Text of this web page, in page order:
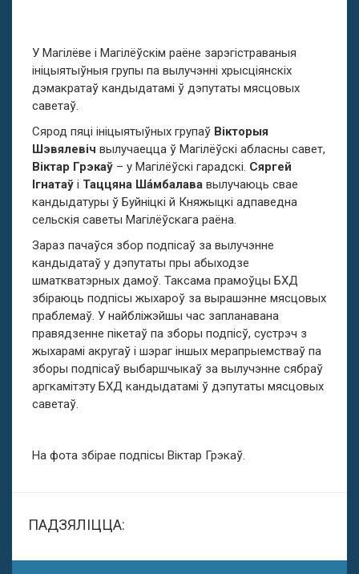
У Магілёве і Магілёўскім раёне зарэгістраваныя
ініцыятыўныя групы па вылучэнні хрысціянскіх
дэмакратаў кандыдатамі ў дэпутаты мясцовых
саветаў.
Сярод пяці ініцыятыўных групаў Вікторыя
Шэвялевіч вылучаецца ў Магілёўскі абласны савет,
Віктар Грэкаў – у Магілёўскі гарадскі. Сяргей
Ігнатаў і Таццяна Ша́мбалава вылучаюць свае
кандыдатуры ў Буйніцкі й Княжыцкі адпаведна
сельскія саветы Магілёўскага раёна.
Зараз пачаўся збор подпісаў за вылучэнне
кандыдатаў у дэпутаты пры абыходзе
шматкватэрных дамоў. Таксама прамоўцы БХД
збіраюць подпісы жыхароў за вырашэнне мясцовых
праблемаў. У найбліжэйшы час запланавана
правядзенне пікетаў па зборы подпісў, сустрэч з
жыхарамі акругаў і шэраг іншых мерапрыемстваў па
зборы подпісаў выбаршчыкаў за вылучэнне сябраў
аргкамітэту БХД кандыдатамі ў дэпутаты мясцовых
саветаў.
На фота збірае подпісы Віктар Грэкаў.
ПАДЗЯЛІЦЦА: